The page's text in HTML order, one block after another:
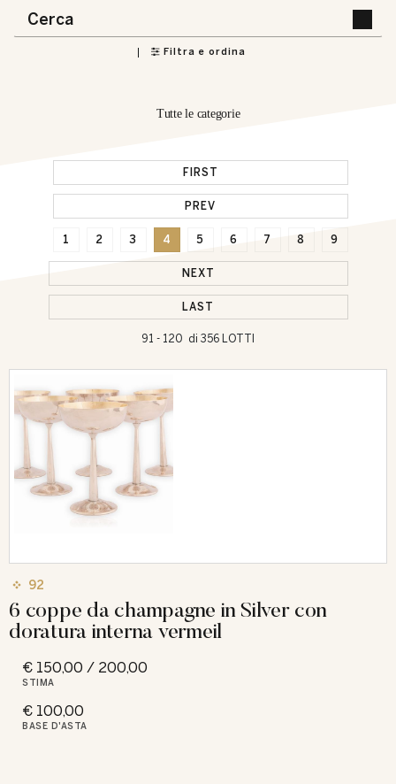
Filtra e ordina
Tutte le categorie
91 - 120 di 356 LOTTI
FIRST
PREV
1 2 3 4 5 6 7 8 9
NEXT
LAST
92
6 coppe da champagne in Silver con
doratura interna vermeil
€ 150,00 / 200,00
STIMA
€ 100,00
BASE D'ASTA